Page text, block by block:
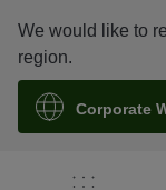
We would like to
region.
Corporate